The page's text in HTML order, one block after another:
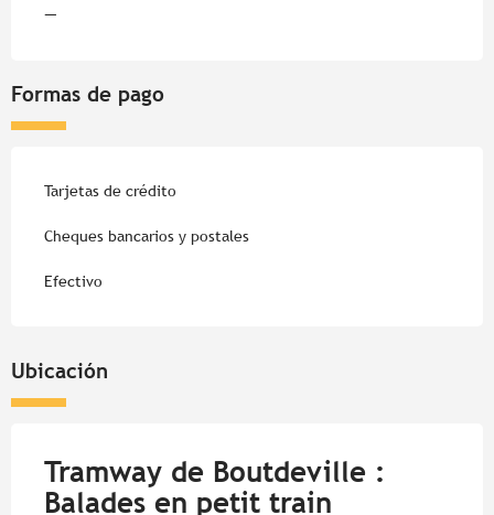
—
Formas de pago
Tarjetas de crédito
Cheques bancarios y postales
Efectivo
Ubicación
Tramway de Boutdeville :
Balades en petit train